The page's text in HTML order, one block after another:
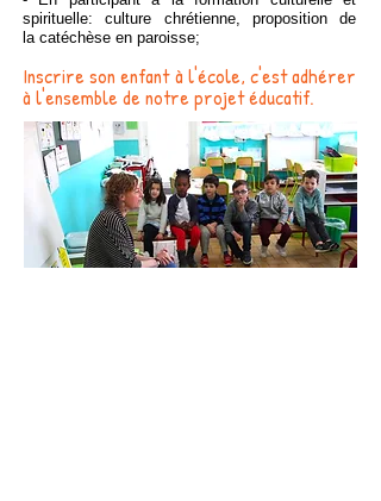
spirituelle: culture chrétienne, proposition de
la catéchèse en paroisse;
Inscrire son enfant à l'école, c'est adhérer
à l'ensemble de notre projet éducatif.